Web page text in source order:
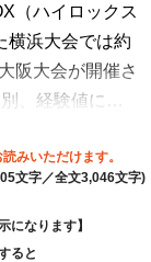
（ハイロックス
横浜大会では約
阪大会が開催さ
、経験値に…
みいただけます。
文字／全文3,046文字)
になります】
ると